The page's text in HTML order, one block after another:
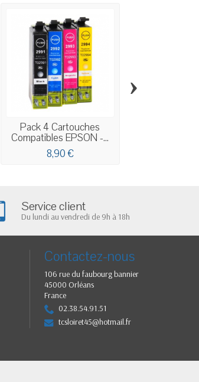
Pack 4 Cartouches
Compatibles EPSON -...
8,90 €
›
Service client
Du lundi au vendredi de 9h à 18h
Contactez-nous
106 rue du faubourg bannier
45000 Orléans
France
02.38.54.91.51
tcsloiret45@hotmail.fr